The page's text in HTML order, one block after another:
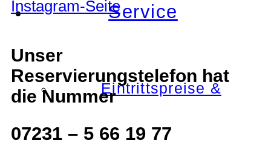
Service
Eintrittspreise &
Unser
Reservierungstelefon hat
die Nummer
07231 – 5 66 19 77